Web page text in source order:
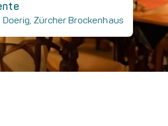
Zürcher Brockenhaus